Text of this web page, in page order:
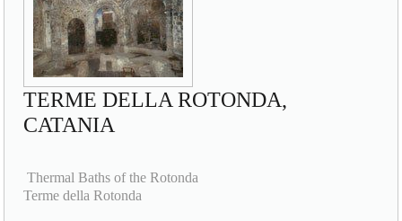
TERME DELLA ROTONDA,
CATANIA
Thermal Baths of the Rotonda
Terme della Rotonda